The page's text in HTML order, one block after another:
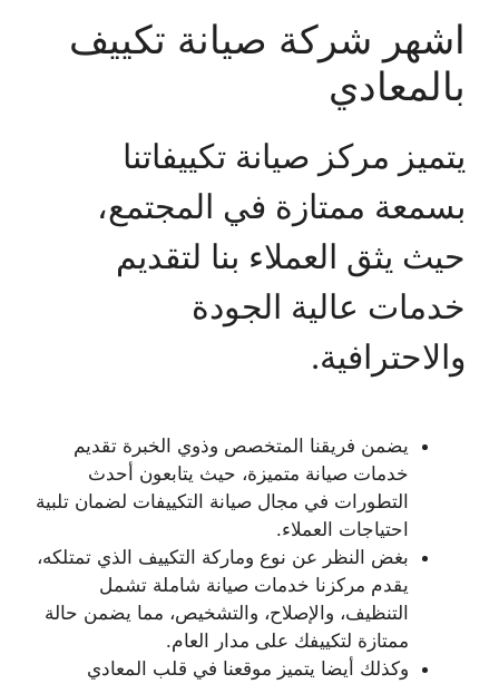
اشهر شركة صيانة تكييف
بالمعادي
يتميز مركز صيانة تكييفاتنا
بسمعة ممتازة في المجتمع،
حيث يثق العملاء بنا لتقديم
خدمات عالية الجودة
والاحترافية.
يضمن فريقنا المتخصص وذوي الخبرة تقديم
خدمات صيانة متميزة، حيث يتابعون أحدث
التطورات في مجال صيانة التكييفات لضمان تلبية
احتياجات العملاء.
بغض النظر عن نوع وماركة التكييف الذي تمتلكه،
يقدم مركزنا خدمات صيانة شاملة تشمل
التنظيف، والإصلاح، والتشخيص، مما يضمن حالة
ممتازة لتكييفك على مدار العام.
وكذلك أيضا يتميز موقعنا في قلب المعادي